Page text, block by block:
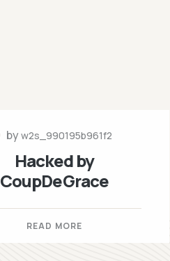
byw2s_990195b961f2
Hacked by
CoupDeGrace
READ MORE